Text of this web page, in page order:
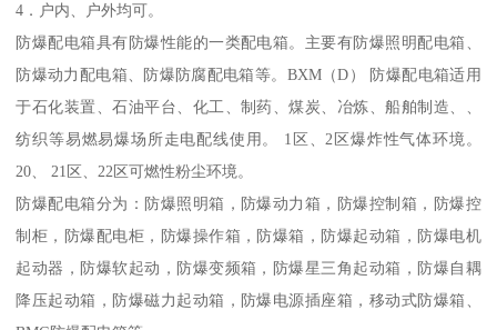
4．户内、户外均可。
防爆配电箱具有防爆性能的一类配电箱。主要有防爆照明配电箱、
防爆动力配电箱、防爆防腐配电箱等。BXM（D） 防爆配电箱适用
于石化装置、石油平台、化工、制药、煤炭、冶炼、船舶制造、、
纺织等易燃易爆场所走电配线使用。 1区、2区爆炸性气体环境。
20、 21区、22区可燃性粉尘环境。
防爆配电箱分为：防爆照明箱，防爆动力箱，防爆控制箱，防爆控
制柜，防爆配电柜，防爆操作箱，防爆箱，防爆起动箱，防爆电机
起动器，防爆软起动，防爆变频箱，防爆星三角起动箱，防爆自耦
降压起动箱，防爆磁力起动箱，防爆电源插座箱，移动式防爆箱、